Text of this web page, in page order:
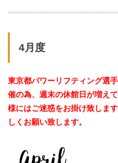
4月度
東京都パワーリフティング選
催の為、週末の休館日が増え
様にはご迷惑をお掛け致しま
しくお願い致します。